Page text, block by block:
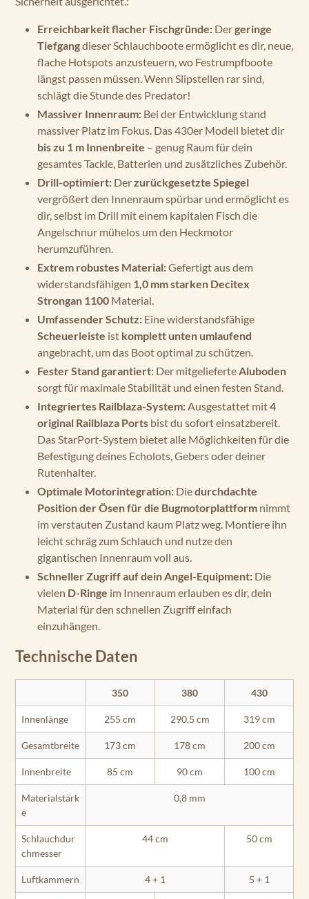
Erreichbarkeit flacher Fischgründe: Dergeringe
Tiefgangdieser Schlauchboote ermöglicht es dir, neue,
flache Hotspots anzusteuern, wo Festrumpfboote
längst passen müssen. Wenn Slipstellen rar sind,
schlägt die Stunde des Predator!
Massiver Innenraum: Bei der Entwicklung stand
massiver Platz im Fokus. Das 430er Modell bietet dir
bis zu 1 m Innenbreite – genug Raum für dein
gesamtes Tackle, Batterien und zusätzliches Zubehör.
Drill-optimiert: Derzurückgesetzte Spiegel
vergrößert den Innenraum spürbar und ermöglicht es
dir, selbst im Drill mit einem kapitalen Fisch die
Angelschnur mühelos um den Heckmotor
herumzuführen.
Extrem robustes Material:Gefertigt aus dem
widerstandsfähigen 1,0 mm starken Decitex
Strongan 1100 Material.
Umfassender Schutz: Eine widerstandsfähige
Scheuerleiste ist komplett unten umlaufend
angebracht, um das Boot optimal zu schützen.
Fester Stand garantiert: Der mitgelieferteAluboden
sorgt für maximale Stabilität und einen festen Stand.
Integriertes Railblaza-System:Ausgestattet mit4
original Railblaza Ports bist du sofort einsatzbereit.
Das StarPort-System bietet alle Möglichkeiten für die
Befestigung deines Echolots, Gebers oder deiner
Rutenhalter.
Optimale Motorintegration: Diedurchdachte
Position der Ösen für die Bugmotorplattform nimmt
im verstauten Zustand kaum Platz weg. Montiere ihn
leicht schräg zum Schlauch und nutze den
gigantischen Innenraum voll aus.
Schneller Zugriff auf dein Angel-Equipment: Die
vielen D-Ringe im Innenraum erlauben es dir, dein
Material für den schnellen Zugriff einfach
einzuhängen.
Technische Daten
350 380 430
Innenlänge 255 cm 290,5 cm 319 cm
Gesamtbreite 173 cm 178 cm 200 cm
Innenbreite 85 cm 90 cm 100 cm
Materialstärk
e
0,8 mm
Schlauchdur
chmesser
44 cm 50 cm
Luftkammern 4 + 1 5 + 1